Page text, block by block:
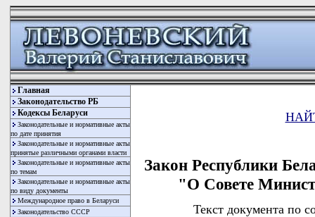
Главная
Законодательство РБ
Кодексы Беларуси
Законодательные и нормативные акты
по дате принятия
Законодательные и нормативные акты
принятые различными органами власти
Законодательные и нормативные акты
по темам
Законодательные и нормативные акты
по виду документы
Международное право в Беларуси
Законодательство СССР
Закон Республики
"О Совете
Текст документа по